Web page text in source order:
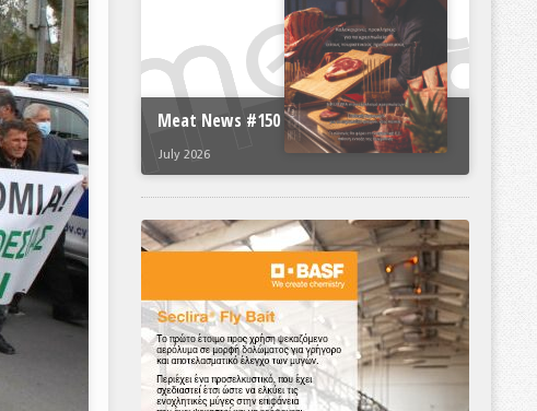
Meat News #150
July 2026